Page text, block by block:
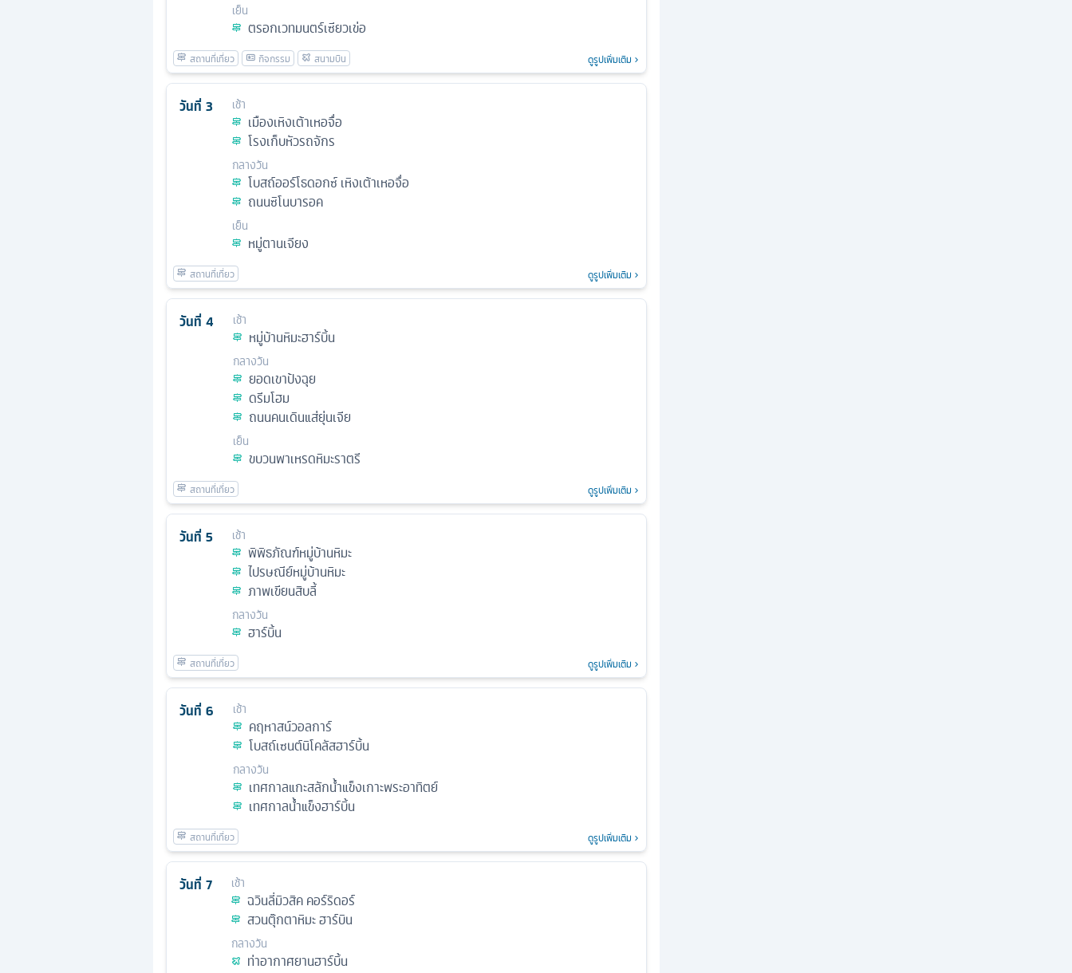
เย็น
ตรอกเวทมนตร์เซียวเข่อ
ดูรูปเพิ่มเติม
วันที่ 3 เช้า
เมืองเหิงเต้าเหอจื่อ
โรงเก็บหัวรถจักร
กลางวัน
โบสถ์ออร์โธดอกซ์ เหิงเต้าเหอจื่อ
ถนนซิโนบารอค
เย็น
หมู่ตานเจียง
ดูรูปเพิ่มเติม
วันที่ 4 เช้า
หมู่บ้านหิมะฮาร์บิ้น
กลางวัน
ยอดเขาป้งฉุย
ดรีมโฮม
ถนนคนเดินแส่ยุ่นเจีย
เย็น
ขบวนพาเหรดหิมะราตรี
ดูรูปเพิ่มเติม
วันที่ 5 เช้า
พิพิธภัณฑ์หมู่บ้านหิมะ
ไปรษณีย์หมู่บ้านหิมะ
ภาพเขียนสิบลี้
กลางวัน
ฮาร์บิ้น
ดูรูปเพิ่มเติม
วันที่ 6 เช้า
คฤหาสน์วอลการ์
โบสถ์เซนต์นิโคลัสฮาร์บิ้น
กลางวัน
เทศกาลแกะสลักน้ำแข็งเกาะพระอาทิตย์
เทศกาลน้ำแข็งฮาร์บิ้น
ดูรูปเพิ่มเติม
วันที่ 7 เช้า
ฉวินลี่มิวสิค คอร์ริดอร์
สวนตุ๊กตาหิมะ ฮาร์บิน
กลางวัน
ท่าอากาศยานฮาร์บิ้น